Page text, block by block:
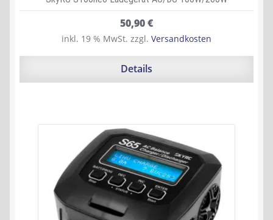
50,90€
inkl. 19 % MwSt. zzgl. Versandkosten
Details